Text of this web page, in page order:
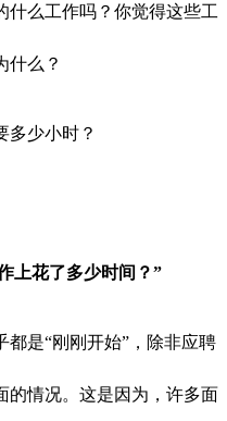
什么工作吗？你觉得这些工
什么？
多少小时？
上花了多少时间？”
是“刚刚开始”，除非应聘
的情况。这是因为，许多面